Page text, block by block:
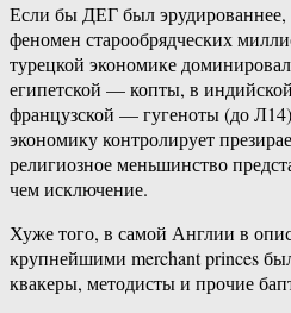
Если бы ДЕГ был
феномен старообрядческих
турецкой экономике
египетской — копты, в
французской — гугеноты (до
экономику контролирует
религиозное меньшинство
чем исключение.
Хуже того, в самой Англии в
крупнейшими merchant princes
квакеры, методисты и прочие